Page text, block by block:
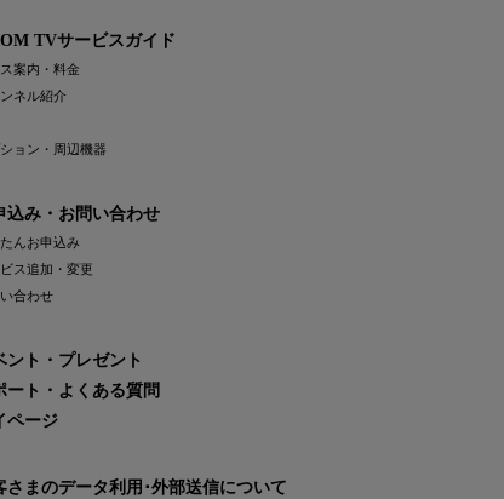
TVサービスガイド
案内・料金
ネル紹介
ョン・周辺機器
込み・お問い合わせ
んお申込み
ス追加・変更
合わせ
ント・プレゼント
ート・よくある質問
ページ
さまのデータ利用･外部送信について